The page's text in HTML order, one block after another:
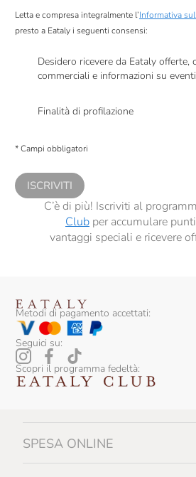
Letta e compresa integralmente l’Informativa
presto a Eataly i seguenti consensi:
Desidero ricevere da Eataly offerte,
commerciali e informazioni su eventi
Finalità di profilazione
comunicazioni commerciali personalizzate, in
* Campi obbligatori
ISCRIVITI
C’è di più! Iscriviti al
Clubper accumulare
vantaggi speciali e ricevere
Metodi di pagamento accettati:
Seguici su:
Scopri il programma fedeltà:
SPESA ONLINE